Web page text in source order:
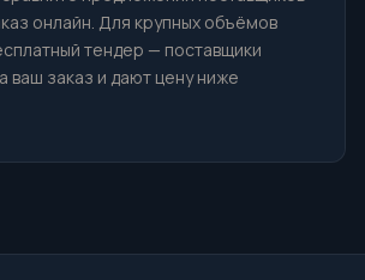
онлайн. Для крупных объёмов
тендер — поставщики
ваш заказ и дают цену ниже